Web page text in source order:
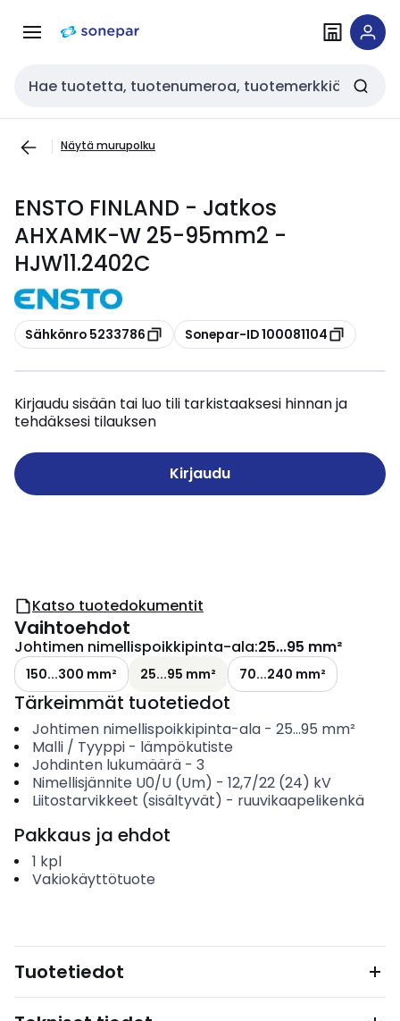
navigointiinsisältöön
Haku
Näytä murupolku
ENSTO FINLAND - Jatkos
AHXAMK-W 25-95mm2 -
HJW11.2402C
Kopioi
Sähkönro 5233786 Kopioi
Sonepar-ID 100081104
Kirjaudu sisään tai luo tili tarkistaaksesi hinnan ja
tehdäksesi tilauksen
Kirjaudu
Katso tuotedokumentit
Vaihtoehdot
Johtimen nimellispoikkipinta-ala:25...95 mm²
150...300 mm² 25...95 mm² 70...240 mm²
Tärkeimmät tuotetiedot
Johtimen nimellispoikkipinta-ala- 25...95 mm²
Malli / Tyyppi- lämpökutiste
Johdinten lukumäärä- 3
Nimellisjännite U0/U (Um) - 12,7/22 (24) kV
Liitostarvikkeet (sisältyvät) - ruuvikaapelikenkä
Pakkaus ja ehdot
1 kpl
Vakiokäyttötuote
Tuotetiedot